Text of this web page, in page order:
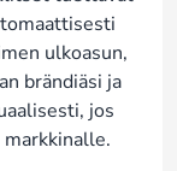
ulkoasun,
brändiäsi ja
jos